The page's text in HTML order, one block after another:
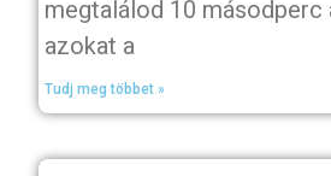
megtalálod 10 másodperc
azokat a
Tudj meg többet »